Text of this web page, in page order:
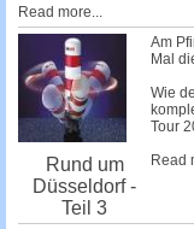
Read more...
Rund um
Düsseldorf -
Teil 3
Am
Mal
Wie
Tour
Read